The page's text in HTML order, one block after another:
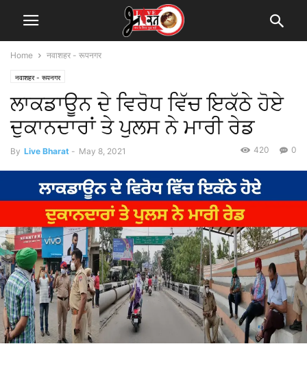
Home नवाशहर - रूपनगर
नवाशहर - रूपनगर
ਲਾਕਡਾਊਨ ਦੇ ਵਿਰੋਧ ਵਿੱਚ ਇਕੱਠੇ ਹੋਏ
ਦੁਕਾਨਦਾਰਾਂ ਤੇ ਪੁਲਸ ਨੇ ਮਾਰੀ ਰੇਡ
By Live Bharat - May 8, 2021 0
420